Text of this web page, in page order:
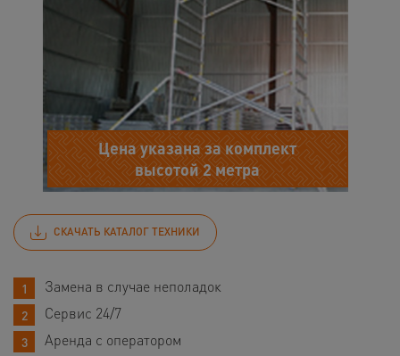
Цена указана за комплект
высотой 2 метра
СКАЧАТЬ КАТАЛОГ ТЕХНИКИ
Замена в случае неполадок
Сервис 24/7
Аренда с оператором